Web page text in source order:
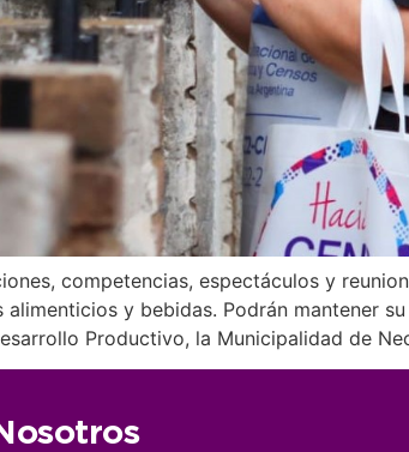
competencias, espectáculos y
y bebidas. Podrán mantener
Productivo, la Municipalidad de